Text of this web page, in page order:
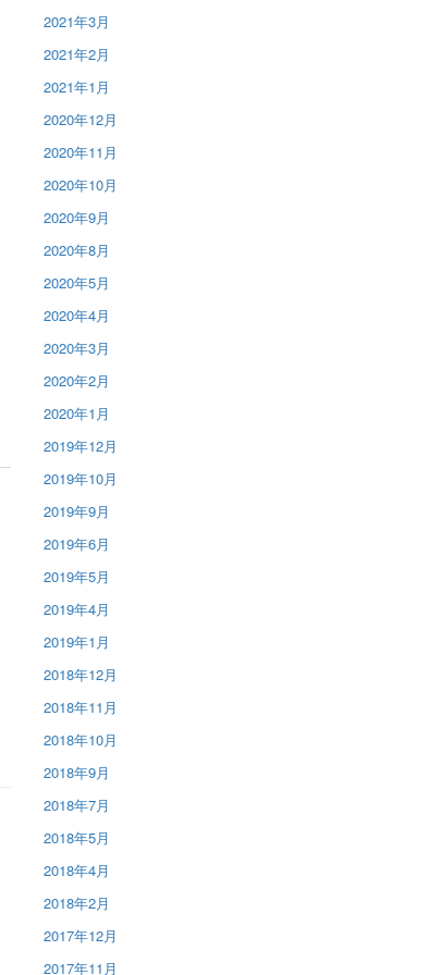
2021年3月
2021年2月
2021年1月
2020年12月
2020年11月
2020年10月
2020年9月
2020年8月
2020年5月
2020年4月
2020年3月
2020年2月
2020年1月
2019年12月
2019年10月
2019年9月
2019年6月
2019年5月
2019年4月
2019年1月
2018年12月
2018年11月
2018年10月
2018年9月
2018年7月
2018年5月
2018年4月
2018年2月
2017年12月
2017年11月